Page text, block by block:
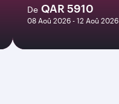
De QAR 5910
08 Aoû 2026 - 12 Aoû 2026